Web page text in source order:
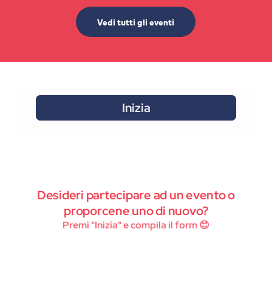
Vedi tutti gli eventi